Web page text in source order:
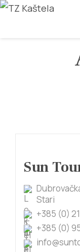
Sun
Stari
+385 (0)
+385 (0)